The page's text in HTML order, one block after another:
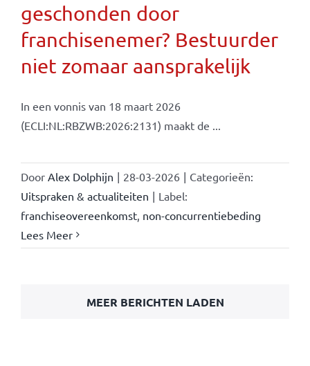
geschonden door
franchisenemer? Bestuurder
niet zomaar aansprakelijk
In een vonnis van 18 maart 2026
(ECLI:NL:RBZWB:2026:2131) maakt de ...
Door Alex Dolphijn | 28-03-2026 | Categorieën:
Uitspraken & actualiteiten | Label:
franchiseovereenkomst, non-concurrentiebeding
Lees Meer
MEER BERICHTEN LADEN